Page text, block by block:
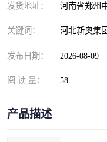
发货地址： 河南省郑州
关键词： 河北新奥集
发布日期： 2026-08-09
阅 读 量： 58
产品描述